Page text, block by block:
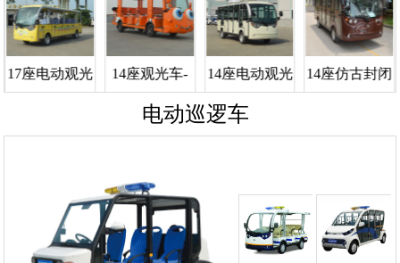
17座电动观光 14座观光车-
···
14座电动观光
···
14座仿古封闭
电动巡逻车